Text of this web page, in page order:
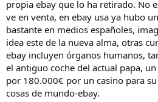
propia ebay que lo ha retirado. No
ve en venta, en ebay usa ya hubo
bastante en medios españoles,
idea este de la nueva alma, otras
ebay incluyen órganos humanos,
el antiguo coche del actual papa,
por 180.000€ por un casino para
cosas de mundo-ebay.